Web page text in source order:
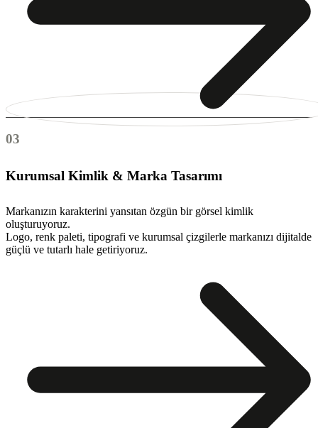
03
Kurumsal Kimlik & Marka Tasarımı
Markanızın karakterini yansıtan özgün bir görsel kimlik
oluşturuyoruz.
Logo, renk paleti, tipografi ve kurumsal çizgilerle markanızı dijitalde
güçlü ve tutarlı hale getiriyoruz.